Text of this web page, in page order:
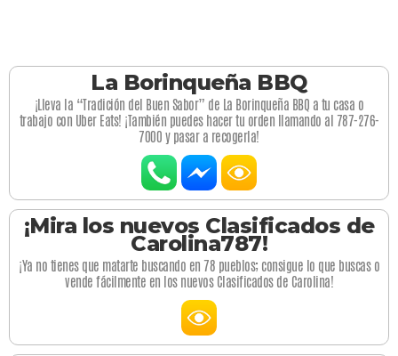
La Borinqueña BBQ
¡Lleva la “Tradición del Buen Sabor” de La Borinqueña BBQ a tu casa o
trabajo con Uber Eats! ¡También puedes hacer tu orden llamando al 787-276-
7000 y pasar a recogerla!
¡Mira los nuevos Clasificados de
Carolina787!
¡Ya no tienes que matarte buscando en 78 pueblos; consigue lo que buscas o
vende fácilmente en los nuevos Clasificados de Carolina!